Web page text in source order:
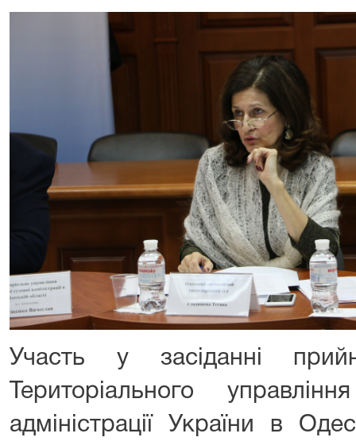
Участь у засіданні
Територіального
адміністрації України в